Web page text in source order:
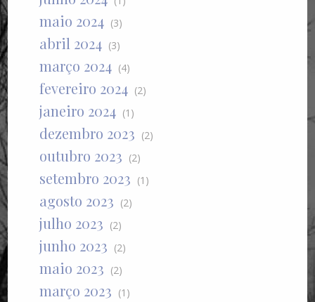
maio 2024 (3)
abril 2024 (3)
março 2024 (4)
fevereiro 2024 (2)
janeiro 2024 (1)
dezembro 2023 (2)
outubro 2023 (2)
setembro 2023 (1)
agosto 2023 (2)
julho 2023 (2)
junho 2023 (2)
maio 2023 (2)
março 2023 (1)